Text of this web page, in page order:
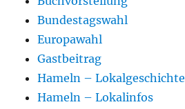
Bundestagswahl
Europawahl
Gastbeitrag
Hameln – Lokalgeschichte
Hameln – Lokalinfos